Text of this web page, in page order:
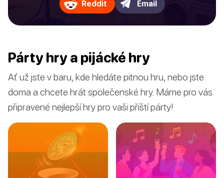
Reddit Email
Párty hry a pijácké hry
Ať už jste v baru, kde hledáte pitnou hru, nebo jste
doma a chcete hrát společenské hry. Máme pro vás
připravené nejlepší hry pro vaši příští párty!